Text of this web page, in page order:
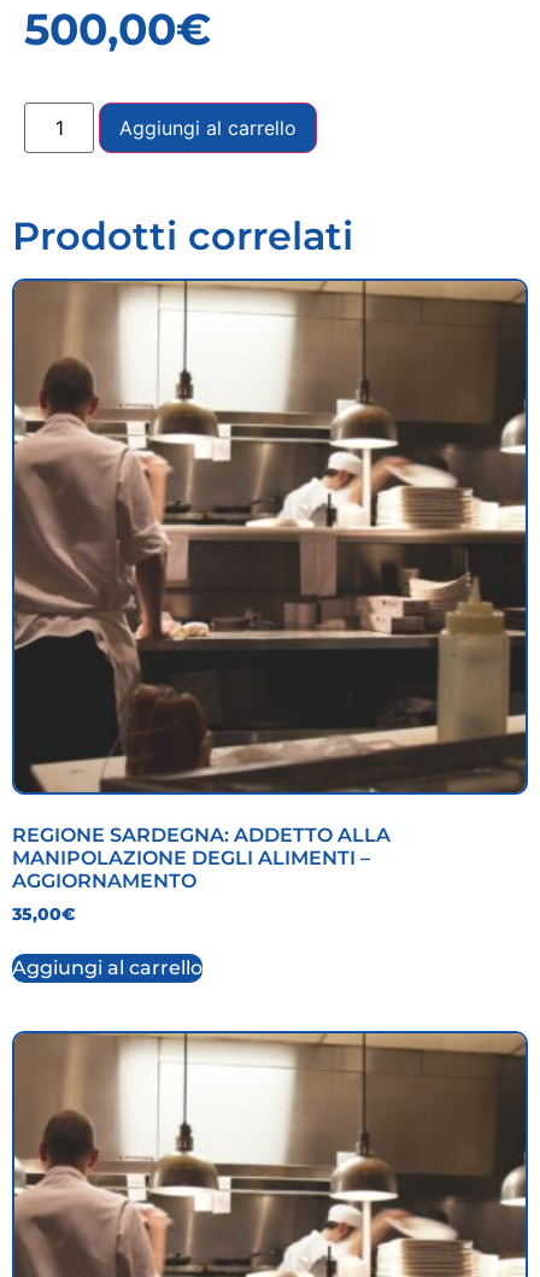
500,00€
Aggiungi al carrello
Prodotti correlati
REGIONE SARDEGNA: ADDETTO ALLA
MANIPOLAZIONE DEGLI ALIMENTI –
AGGIORNAMENTO
35,00€
Aggiungi al carrello